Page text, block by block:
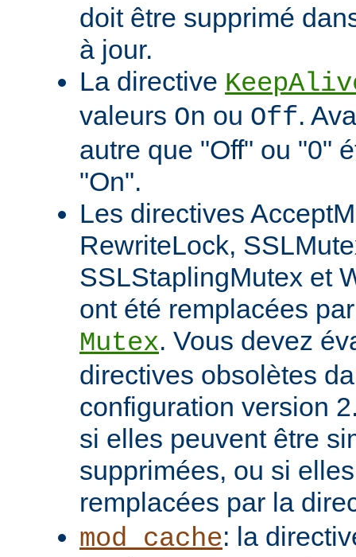
doit être supprimé
à jour.
La directive
valeurs On ou Off.
autre que "Off" ou "0"
"On".
Les directives
RewriteLock,
SSLStaplingMutex et
ont été remplacées
Mutex. Vous devez
directives obsolètes
configuration version
si elles peuvent être
supprimées, ou si
remplacées par la
mod_cache: la